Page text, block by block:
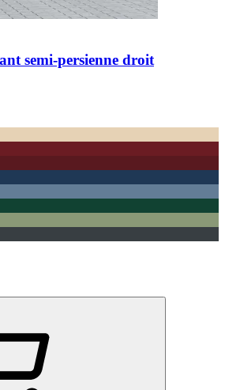
semi-persienne droit